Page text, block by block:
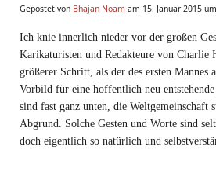
Gepostet von Bhajan Noam am 15. Januar 2015
Ich knie innerlich nieder vor der großen
Karikaturisten und Redakteure von Charlie
größerer Schritt, als der des ersten Mannes
Vorbild für eine hoffentlich neu
sind fast ganz unten, die Weltgemeinschaft
Abgrund. Solche Gesten und Worte sind
doch eigentlich so natürlich und